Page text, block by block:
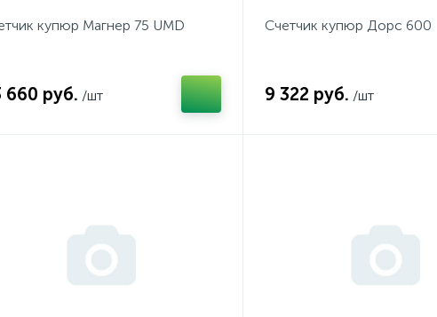
купюр Магнер 75 UMD
660 руб. /шт
Счетчик купюр Дорс 600
9 322 руб. /шт